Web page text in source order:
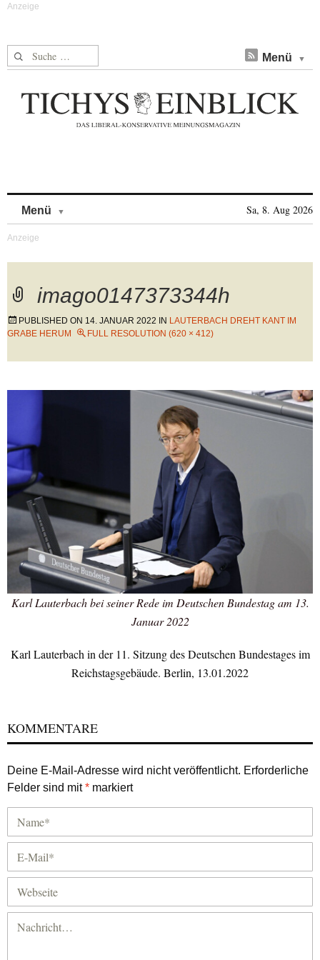
Suche nach: Menü
Menü Sa, 8. Aug 2026
imago0147373344h
PUBLISHED ON 14. JANUAR 2022 IN LAUTERBACH DREHT KANT IM
GRABE HERUM
FULL RESOLUTION (620 × 412)
Karl Lauterbach bei seiner Rede im Deutschen Bundestag am 13.
Januar 2022
Karl Lauterbach in der 11. Sitzung des Deutschen Bundestages im
Reichstagsgebäude. Berlin, 13.01.2022
KOMMENTARE
Deine E-Mail-Adresse wird nicht veröffentlicht. Erforderliche
Felder sind mit* markiert